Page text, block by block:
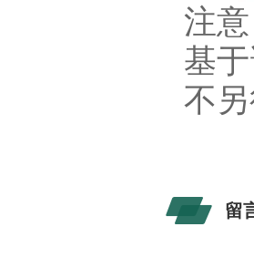
注
基
不
留